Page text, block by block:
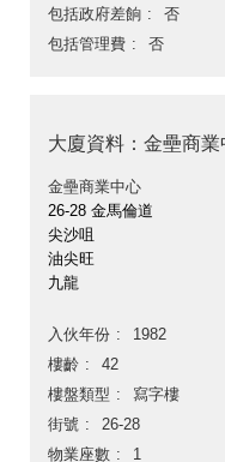
包括政府差餉
否
包括管理費
否
大廈資料：金壘商業
金壘商業中心
26-28 金馬倫道
尖沙咀
油尖旺
九龍
入伙年份
1982
樓齡
42
樓盤類型
寫字樓
街號
26-28
物業座數
1